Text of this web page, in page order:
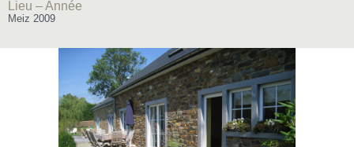
Lieu – Année
Meiz 2009